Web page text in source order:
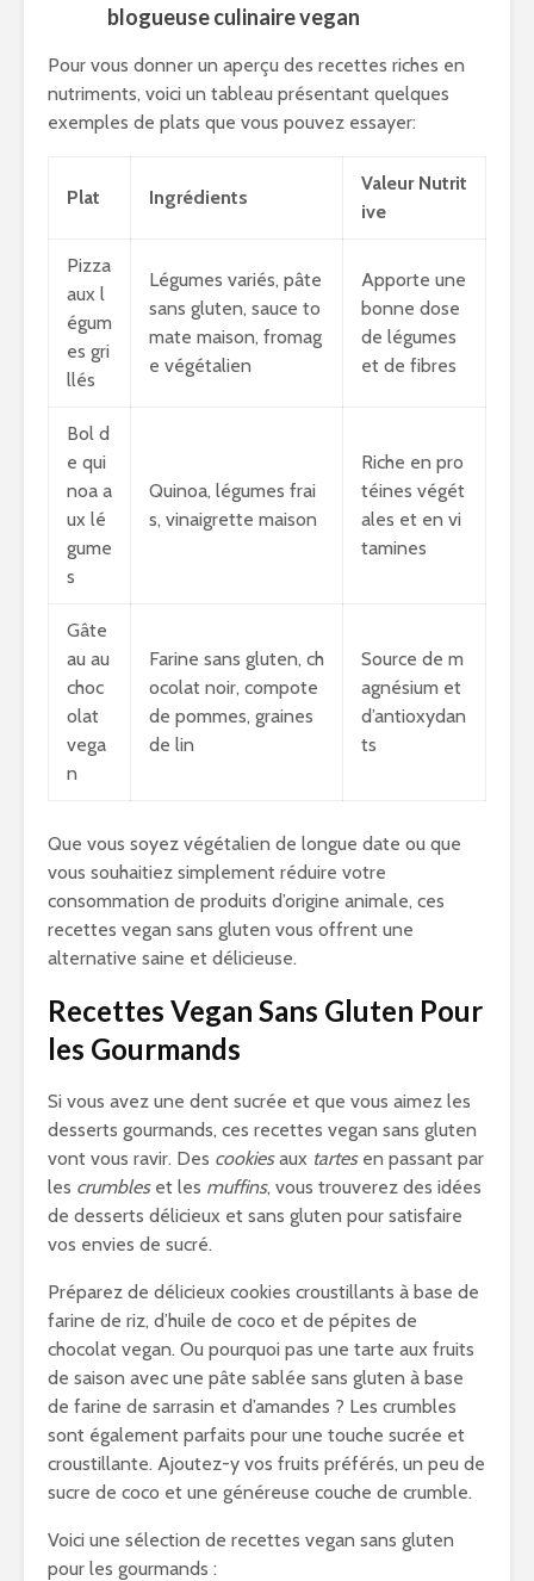
blogueuse culinaire vegan
Pour vous donner un aperçu des recettes riches en
nutriments, voici un tableau présentant quelques
exemples de plats que vous pouvez essayer:
Plat Ingrédients
Valeur Nutrit
ive
Pizza
aux l
égum
es gri
llés
Légumes variés, pâte
sans gluten, sauce to
mate maison, fromag
e végétalien
Apporte une
bonne dose
de légumes
et de fibres
Bol d
e qui
noa a
ux lé
gume
s
Quinoa, légumes frai
s, vinaigrette maison
Riche en pro
téines végét
ales et en vi
tamines
Gâte
au au
choc
olat
vega
n
Farine sans gluten, ch
ocolat noir, compote
de pommes, graines
de lin
Source de m
agnésium et
d’antioxydan
ts
Que vous soyez végétalien de longue date ou que
vous souhaitiez simplement réduire votre
consommation de produits d’origine animale, ces
recettes vegan sans gluten vous offrent une
alternative saine et délicieuse.
Recettes Vegan Sans Gluten Pour
les Gourmands
Si vous avez une dent sucrée et que vous aimez les
desserts gourmands, ces recettes vegan sans gluten
vont vous ravir. Des cookiesaux tartesen passant par
les crumbleset les muffins, vous trouverez des idées
de desserts délicieux et sans gluten pour satisfaire
vos envies de sucré.
Préparez de délicieux cookies croustillants à base de
farine de riz, d’huile de coco et de pépites de
chocolat vegan. Ou pourquoi pas une tarte aux fruits
de saison avec une pâte sablée sans gluten à base
de farine de sarrasin et d’amandes ? Les crumbles
sont également parfaits pour une touche sucrée et
croustillante. Ajoutez-y vos fruits préférés, un peu de
sucre de coco et une généreuse couche de crumble.
Voici une sélection de recettes vegan sans gluten
pour les gourmands :